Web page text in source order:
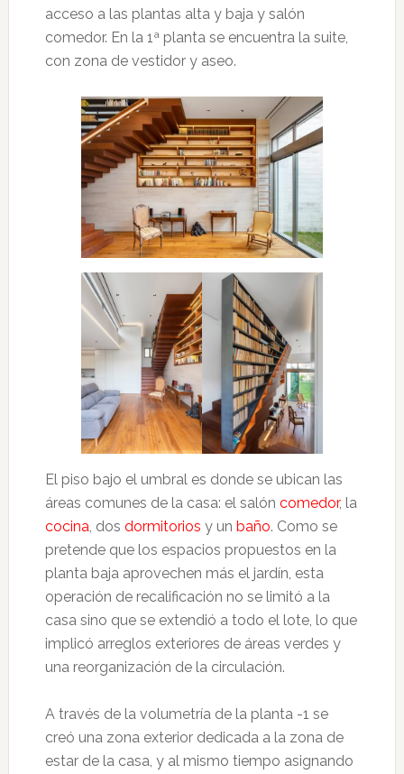
acceso a las plantas alta y baja y salón
comedor. En la 1ª planta se encuentra la suite,
con zona de vestidor y aseo.
El piso bajo el umbral es donde se ubican las
áreas comunes de la casa: el salón comedor, la
cocina , dos dormitorios y un baño. Como se
pretende que los espacios propuestos en la
planta baja aprovechen más el jardín, esta
operación de recalificación no se limitó a la
casa sino que se extendió a todo el lote, lo que
implicó arreglos exteriores de áreas verdes y
una reorganización de la circulación.
A través de la volumetría de la planta -1 se
creó una zona exterior dedicada a la zona de
estar de la casa, y al mismo tiempo asignando